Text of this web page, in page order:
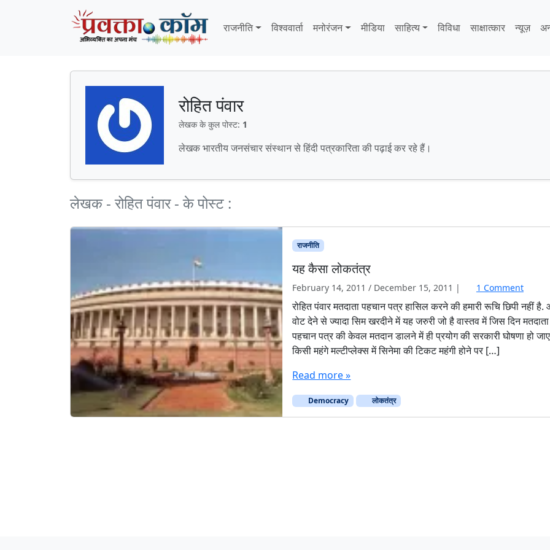
राजनीति
विश्ववार्ता मनोरंजन मीडिया साहित्‍य विविधा साक्षात्‍कार न्यूज़
रोहित पंवार
लेखक के कुल पोस्ट: 1
लेखक भारतीय जनसंचार संस्थान से हिंदी पत्रकारिता की पढ़ाई कर रहे हैं।
लेखक - रोहित पंवार - के पोस्ट :
राजनीति
यह कैसा लोकतंत्र
February 14, 2011 / December 15, 2011 | 1 Commento
य
ह
कै
रोहित पंवार मतदाता पहचान पत्र हासिल करने की हमारी रूचि छिपी नहीं
वोट देने से ज्यादा सिम खरदीने में यह जरुरी जो है वास्तव में जिस दिन मतदाता
पहचान पत्र की केवल मतदान डालने में ही प्रयोग की सरकारी घोषणा हो
किसी महंगे मल्टीप्लेक्स में सिनेमा की टिकट महंगी होने पर […]
Read more »
Democracy लोकतंत्र